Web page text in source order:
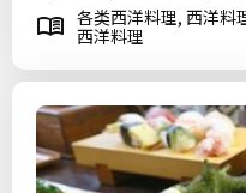
各类西洋料理, 西洋料
西洋料理